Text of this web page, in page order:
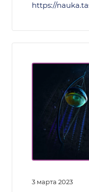
https://
3 марта 2023